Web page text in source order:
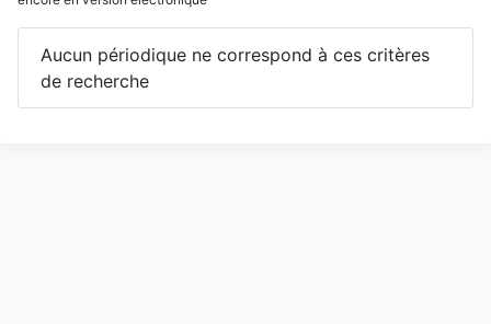
Aucun périodique ne correspond à ces critères
de recherche